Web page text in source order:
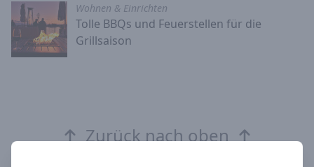
Wohnen & Einrichten
Tolle BBQs und Feuerstellen für die
Grillsaison
Zurück nach oben